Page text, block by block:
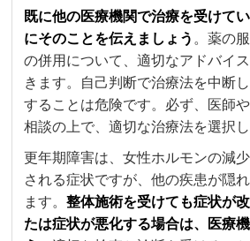
既に他の医療機関で治療を受けて
にそのことを伝えましょう 。薬の
の併用について、適切なアドバイ
きます。自己判断で治療法を中断
することは危険です。必ず、医師
相談の上で、適切な治療法を選択し
更年期障害は、女性ホルモンの減
される症状ですが、他の疾患が隠
ます。整体施術を受けても症状が
たは症状が悪化する場合は、医療